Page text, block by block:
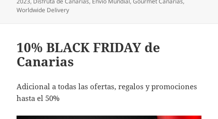
Worldwide Delivery
10% BLACK FRIDAY de
Canarias
Adicional a todas las ofertas, regalos y promociones
hasta el 50%